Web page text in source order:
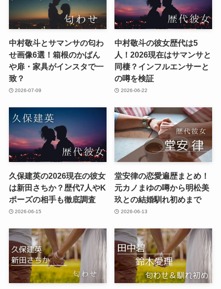
中村敬斗とサマンサの匂わ
せ画像6選！箱根のかばん
や扉・家具がインスタで一
致？
2026-07-09
中村敬斗の彼女歴代は5
人！2026現在はサマンサと
同棲？インフルエンサーと
の噂を検証
2026-06-22
久保建英の2026現在の彼女
は新田さちか？歴代7人やK
ポーズの相手も徹底調査
2026-06-15
堂安律の恋愛遍歴まとめ！
元カノまゆの噂から明松美
玖との結婚馴れ初めまで
2026-06-13